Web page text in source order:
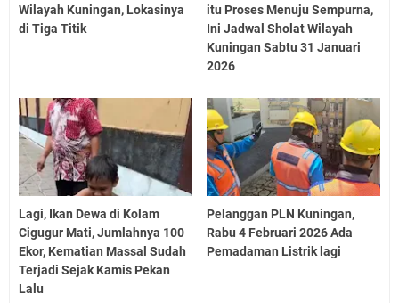
Wilayah Kuningan, Lokasinya
di Tiga Titik
itu Proses Menuju Sempurna,
Ini Jadwal Sholat Wilayah
Kuningan Sabtu 31 Januari
2026
Lagi, Ikan Dewa di Kolam
Cigugur Mati, Jumlahnya 100
Ekor, Kematian Massal Sudah
Terjadi Sejak Kamis Pekan
Lalu
Pelanggan PLN Kuningan,
Rabu 4 Februari 2026 Ada
Pemadaman Listrik lagi